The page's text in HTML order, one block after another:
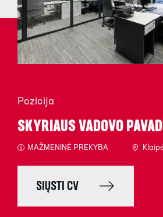
Pozicija
SKYRIAUS VADOVO
MAŽMENINĖ PREKYBA
SIŲSTI CV